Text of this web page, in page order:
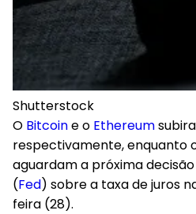
Shutterstock
O Bitcoine o Ethereum
respectivamente, enquanto
aguardam a próxima
(Fed) sobre a taxa de juros
feira (28).